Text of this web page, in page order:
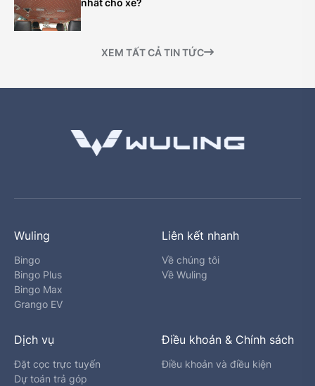
nhất cho xe?
XEM TẤT CẢ TIN TỨC
Wuling
Bingo
Bingo Plus
Bingo Max
Grango EV
Liên kết nhanh
Về chúng tôi
Về Wuling
Dịch vụ
Đặt cọc trực tuyến
Dự toán trả góp
Điều khoản & Chính sách
Điều khoản và điều kiện